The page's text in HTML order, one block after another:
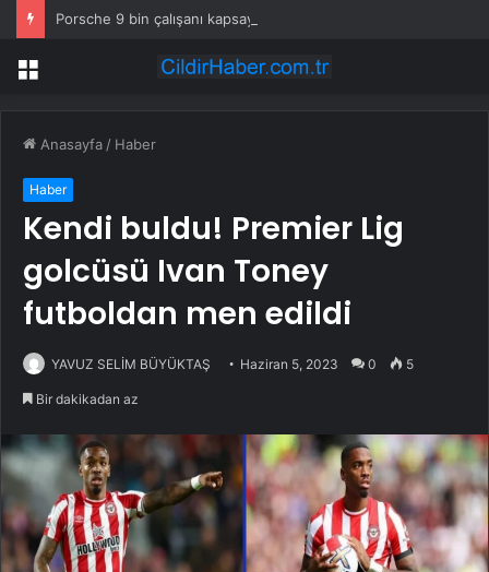
Porsche 9 bin çalışanı kapsayan küçülme planını onayladı
Menü
Anasayfa / Haber
Haber
Kendi buldu! Premier Lig
golcüsü Ivan Toney
futboldan men edildi
YAVUZ SELİM BÜYÜKTAŞ Haziran 5, 2023 0 5
Bir dakikadan az